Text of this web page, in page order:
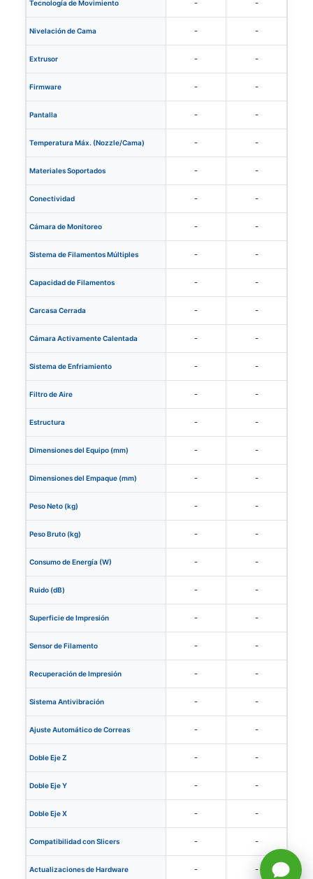
Tecnología de Movimiento - -
Nivelación de Cama - -
Extrusor - -
Firmware - -
Pantalla - -
Temperatura Máx. (Nozzle/Cama) - -
Materiales Soportados - -
Conectividad - -
Cámara de Monitoreo - -
Sistema de Filamentos Múltiples - -
Capacidad de Filamentos - -
Carcasa Cerrada - -
Cámara Activamente Calentada - -
Sistema de Enfriamiento - -
Filtro de Aire - -
Estructura - -
Dimensiones del Equipo (mm) - -
Dimensiones del Empaque (mm) - -
Peso Neto (kg) - -
Peso Bruto (kg) - -
Consumo de Energía (W) - -
Ruido (dB) - -
Superficie de Impresión - -
Sensor de Filamento - -
Recuperación de Impresión - -
Sistema Antivibración - -
Ajuste Automático de Correas - -
Doble Eje Z - -
Doble Eje Y - -
Doble Eje X - -
Compatibilidad con Slicers - -
Actualizaciones de Hardware - -